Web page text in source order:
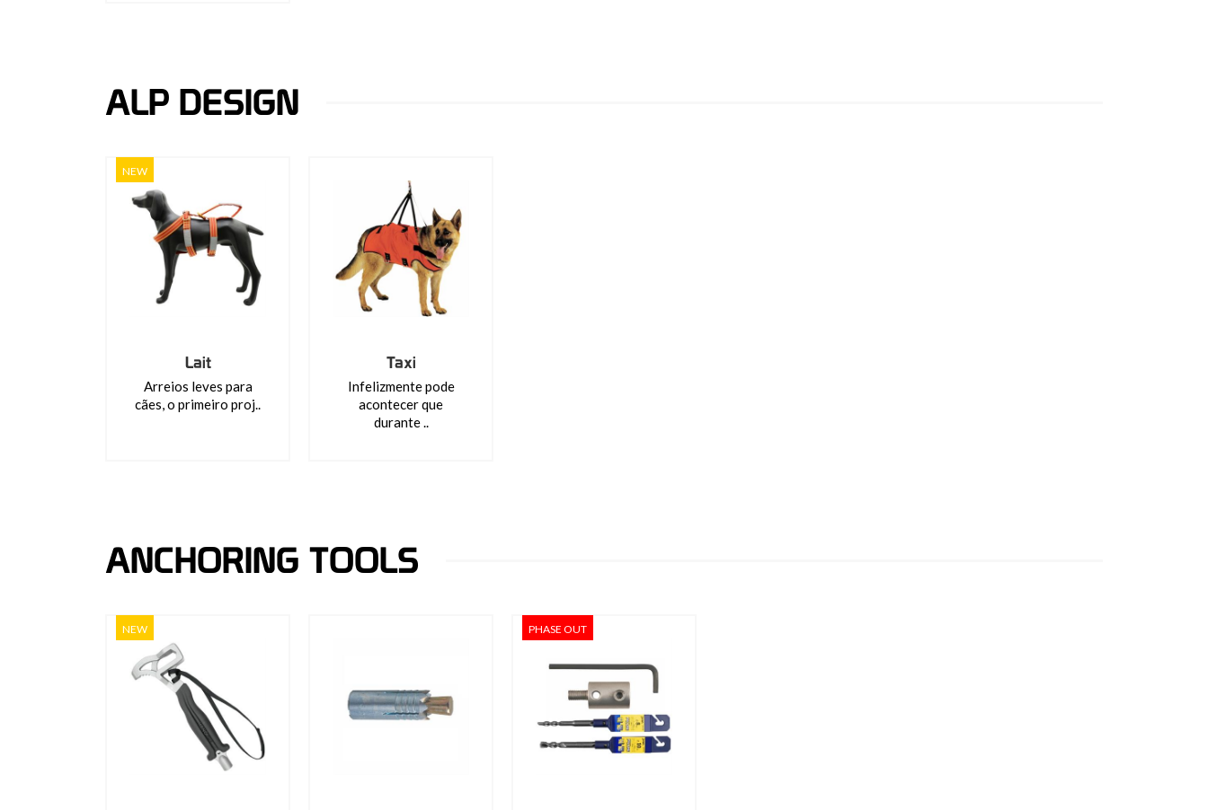
ALP DESIGN
NEW
Lait
Arreios leves para
cães, o primeiro proj..
Taxi
Infelizmente pode
acontecer que
durante ..
ANCHORING TOOLS
NEW PHASE OUT